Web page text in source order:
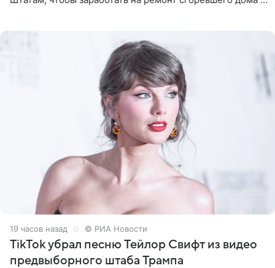
19 часов назад © РИА Новости
TikTok убрал песню Тейлор Свифт из видео
предвыборного штаба Трампа